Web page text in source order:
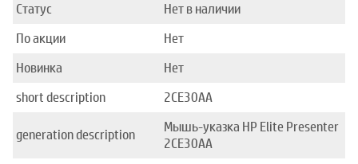
Статус
Нет в наличии
По акции
Нет
Новинка
Нет
short description
2CE30AA
generation description
Мышь-указка HP Elite Presenter
2CE30AA